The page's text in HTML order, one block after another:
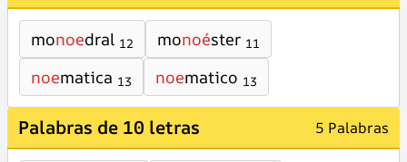
monoedral 12 monoéster 11
noematica 13 noematico 13
Palabras de 10 letras 5 Palabras